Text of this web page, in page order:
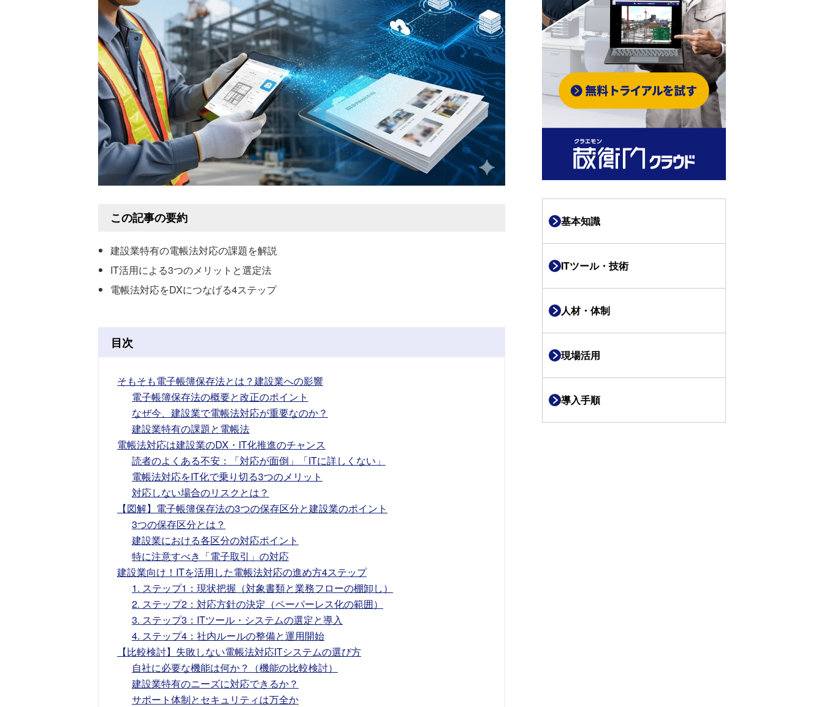
この記事の要約
建設業特有の電帳法対応の課題を解説
IT活用による3つのメリットと選定法
電帳法対応をDXにつなげる4ステップ
目次
そもそも電子帳簿保存法とは？建設業への影響
電子帳簿保存法の概要と改正のポイント
なぜ今、建設業で電帳法対応が重要なのか？
建設業特有の課題と電帳法
電帳法対応は建設業のDX・IT化推進のチャンス
読者のよくある不安：「対応が面倒」「ITに詳しくない」
電帳法対応をIT化で乗り切る3つのメリット
対応しない場合のリスクとは？
【図解】電子帳簿保存法の3つの保存区分と建設業のポイント
3つの保存区分とは？
建設業における各区分の対応ポイント
特に注意すべき「電子取引」の対応
建設業向け！ITを活用した電帳法対応の進め方4ステップ
1. ステップ1：現状把握（対象書類と業務フローの棚卸し）
2. ステップ2：対応方針の決定（ペーパーレス化の範囲）
3. ステップ3：ITツール・システムの選定と導入
4. ステップ4：社内ルールの整備と運用開始
【比較検討】失敗しない電帳法対応ITシステムの選び方
自社に必要な機能は何か？（機能の比較検討）
建設業特有のニーズに対応できるか？
サポート体制とセキュリティは万全か
基本知識
ITツール・技術
人材・体制
現場活用
導入手順